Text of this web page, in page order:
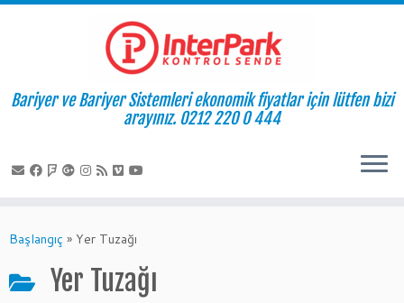
to
Bariyer ve Bariyer Sistemleri ekonomik fiyatlar için lütfen bizi
arayınız. 0212 220 0 444
Başlangıç » Yer Tuzağı
Yer Tuzağı